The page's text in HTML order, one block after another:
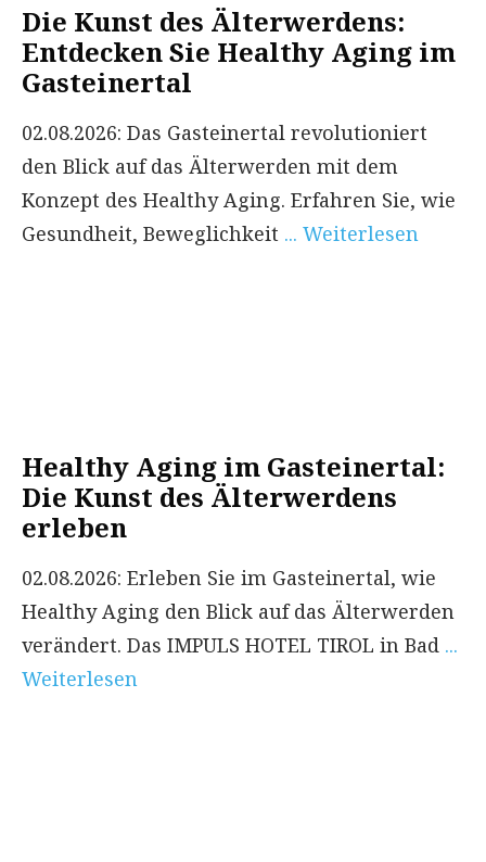
Die Kunst des Älterwerdens:
Entdecken Sie Healthy Aging im
Gasteinertal
02.08.2026: Das Gasteinertal revolutioniert
den Blick auf das Älterwerden mit dem
Konzept des Healthy Aging. Erfahren Sie, wie
Gesundheit, Beweglichkeit ... Weiterlesen
Healthy Aging im Gasteinertal:
Die Kunst des Älterwerdens
erleben
02.08.2026: Erleben Sie im Gasteinertal, wie
Healthy Aging den Blick auf das Älterwerden
verändert. Das IMPULS HOTEL TIROL in Bad ...
Weiterlesen